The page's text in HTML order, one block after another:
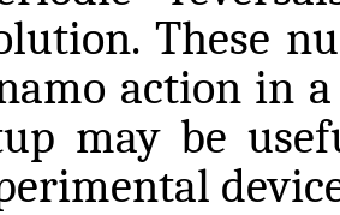
These
action in
may be